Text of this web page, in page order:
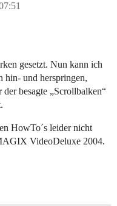
gesetzt. Nun kann ich
hin- und herspringen,
besagte „Scrollbalken“
HowTo´s leider nicht
VideoDeluxe 2004.